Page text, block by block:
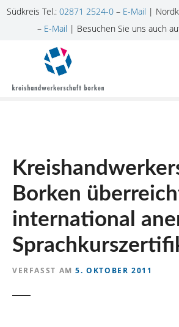
Südkreis Tel.: 02871 2524-0 – E-Mail |
– E-Mail | Besuchen Sie uns auch
Borken
international
VERFASST AM 5. OKTOBER 2011